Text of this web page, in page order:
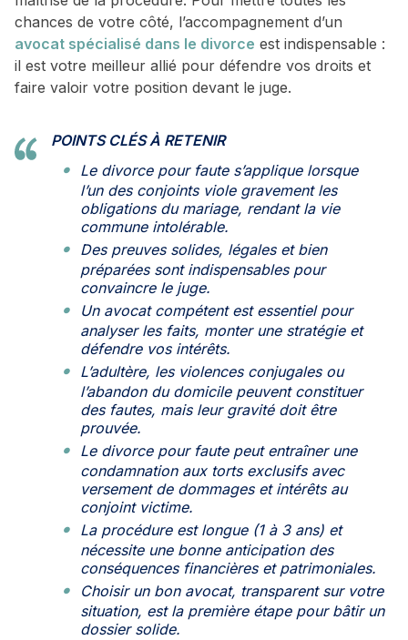
chances de votre côté, l’accompagnement d’un
avocat spécialisé dans le divorce est indispensable :
il est votre meilleur allié pour défendre vos droits et
faire valoir votre position devant le juge.
POINTS CLÉS À RETENIR
Le divorce pour faute s’applique lorsque
l’un des conjoints viole gravement les
obligations du mariage, rendant la vie
commune intolérable.
Des preuves solides, légales et bien
préparées sont indispensables pour
convaincre le juge.
Un avocat compétent est essentiel pour
analyser les faits, monter une stratégie et
défendre vos intérêts.
L’adultère, les violences conjugales ou
l’abandon du domicile peuvent constituer
des fautes, mais leur gravité doit être
prouvée.
Le divorce pour faute peut entraîner une
condamnation aux torts exclusifs avec
versement de dommages et intérêts au
conjoint victime.
La procédure est longue (1 à 3 ans) et
nécessite une bonne anticipation des
conséquences financières et patrimoniales.
Choisir un bon avocat, transparent sur votre
situation, est la première étape pour bâtir un
dossier solide.